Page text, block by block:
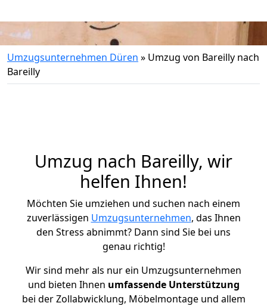
Umzugsunternehmen Düren » Umzug von Bareilly nach
Bareilly
Umzug nach Bareilly, wir
helfen Ihnen!
Möchten Sie umziehen und suchen nach einem
zuverlässigen Umzugsunternehmen, das Ihnen
den Stress abnimmt? Dann sind Sie bei uns
genau richtig!
Wir sind mehr als nur ein Umzugsunternehmen
und bieten Ihnen umfassende Unterstützung
bei der Zollabwicklung, Möbelmontage und allem